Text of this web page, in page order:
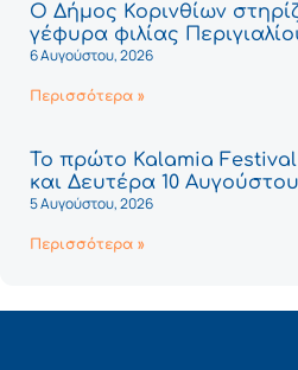
Ο Δήμος Κορινθίων
γέφυρα φιλίας
6 Αυγούστου, 2026
Περισσότερα »
Το πρώτο Kalamia
και Δευτέρα 10 Αυγούστου
5 Αυγούστου, 2026
Περισσότερα »